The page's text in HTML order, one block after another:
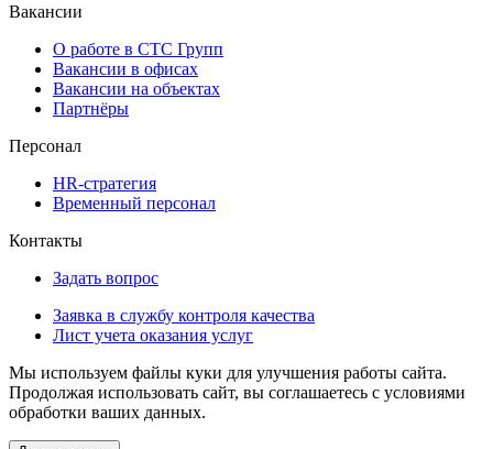
Вакансии
О работе в СТС Групп
Вакансии в офисах
Вакансии на объектах
Партнёры
Персонал
HR-стратегия
Временный персонал
Контакты
Задать вопрос
Заявка в службу контроля качества
Лист учета оказания услуг
Мы используем файлы куки для улучшения работы сайта.
Продолжая использовать сайт, вы соглашаетесь с условиями
обработки ваших данных.